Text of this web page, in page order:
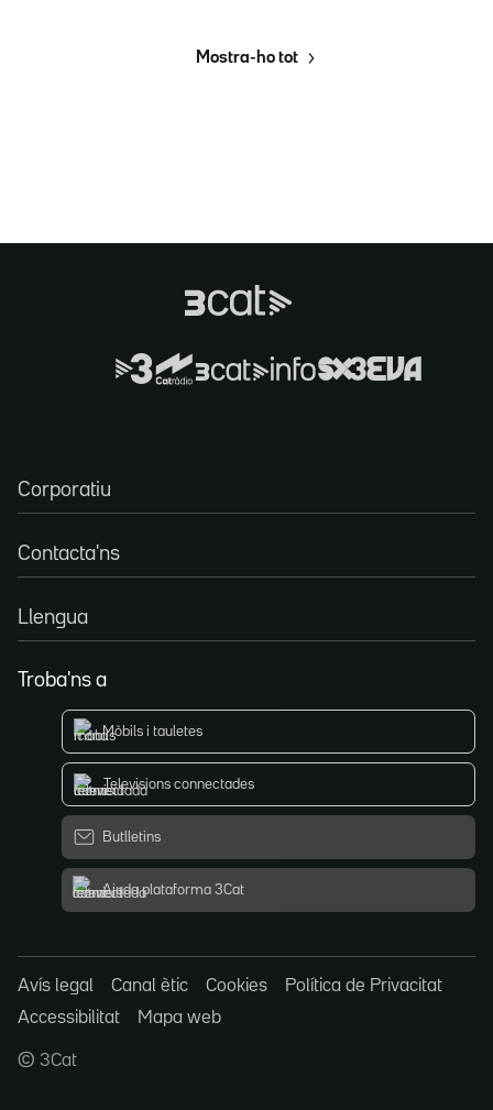
Mostra-ho tot
Corporatiu
Contacta'ns
Llengua
Troba'ns a
Mòbils i tauletes
Televisions connectades
Butlletins
Ajuda plataforma 3Cat
Avís legal Canal ètic Cookies
Política de Privacitat
Accessibilitat
Mapa web
© 3Cat